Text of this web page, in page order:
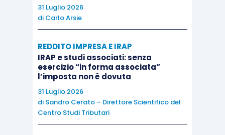
31 Luglio 2026
di Carlo Arsie
REDDITO IMPRESA E IRAP
IRAP e studi associati: senza
esercizio “in forma associata”
l’imposta non è dovuta
31 Luglio 2026
di Sandro Cerato – Direttore Scientifico del
Centro Studi Tributari